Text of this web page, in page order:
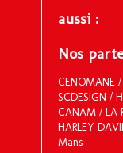
aussi :
Nos
CENOMANE/
SCDESIGN /
CANAM / LA
HARLEY
Mans